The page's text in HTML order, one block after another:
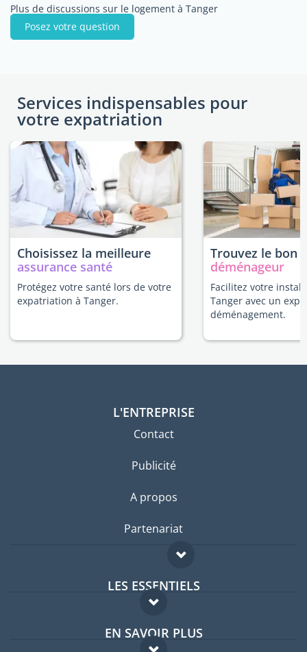
Plus de discussions sur le logement à Tanger
Posez votre question
Services indispensables pour
votre expatriation
Choisissez la meilleure
assurance santé
Protégez votre santé lors de votre
expatriation à Tanger.
Trouvez le bon
déménageur
Facilitez votre
Tanger avec un
déménagement.
L'ENTREPRISE
Contact
Publicité
A propos
Partenariat
LES ESSENTIELS
Forum expatriés
Guides pays
EN SAVOIR PLUS